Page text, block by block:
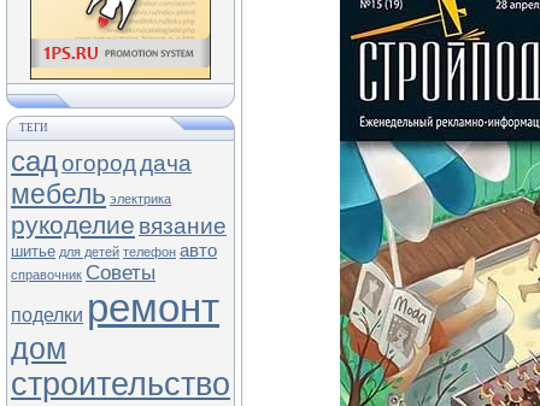
ТЕГИ
садогороддача
мебель электрика
рукоделие вязание
шитье для детей телефон авто
справочник Советы
поделки ремонт
дом
строительство